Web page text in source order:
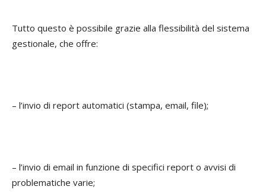
Tutto questo è possibile grazie alla flessibilità del sistema
gestionale, che offre:
– l’invio di report automatici (stampa, email, file);
– l’invio di email in funzione di specifici report o avvisi di
problematiche varie;